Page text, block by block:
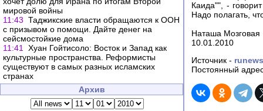
мировой войны
11:43 Таджикские власти обращаются к ООН
с призывом о помощи. Дайте денег на
сейсмостойкие дома
11:41
Хуан Гойтисоло: Восток и Запад как
культурные пространства. Реформисты
существуют в самых разных исламских
странах
Архив
Каида"", -
Надо полагать,
Наташа Мозговая
10.01.2010
Источник -
Постоянный